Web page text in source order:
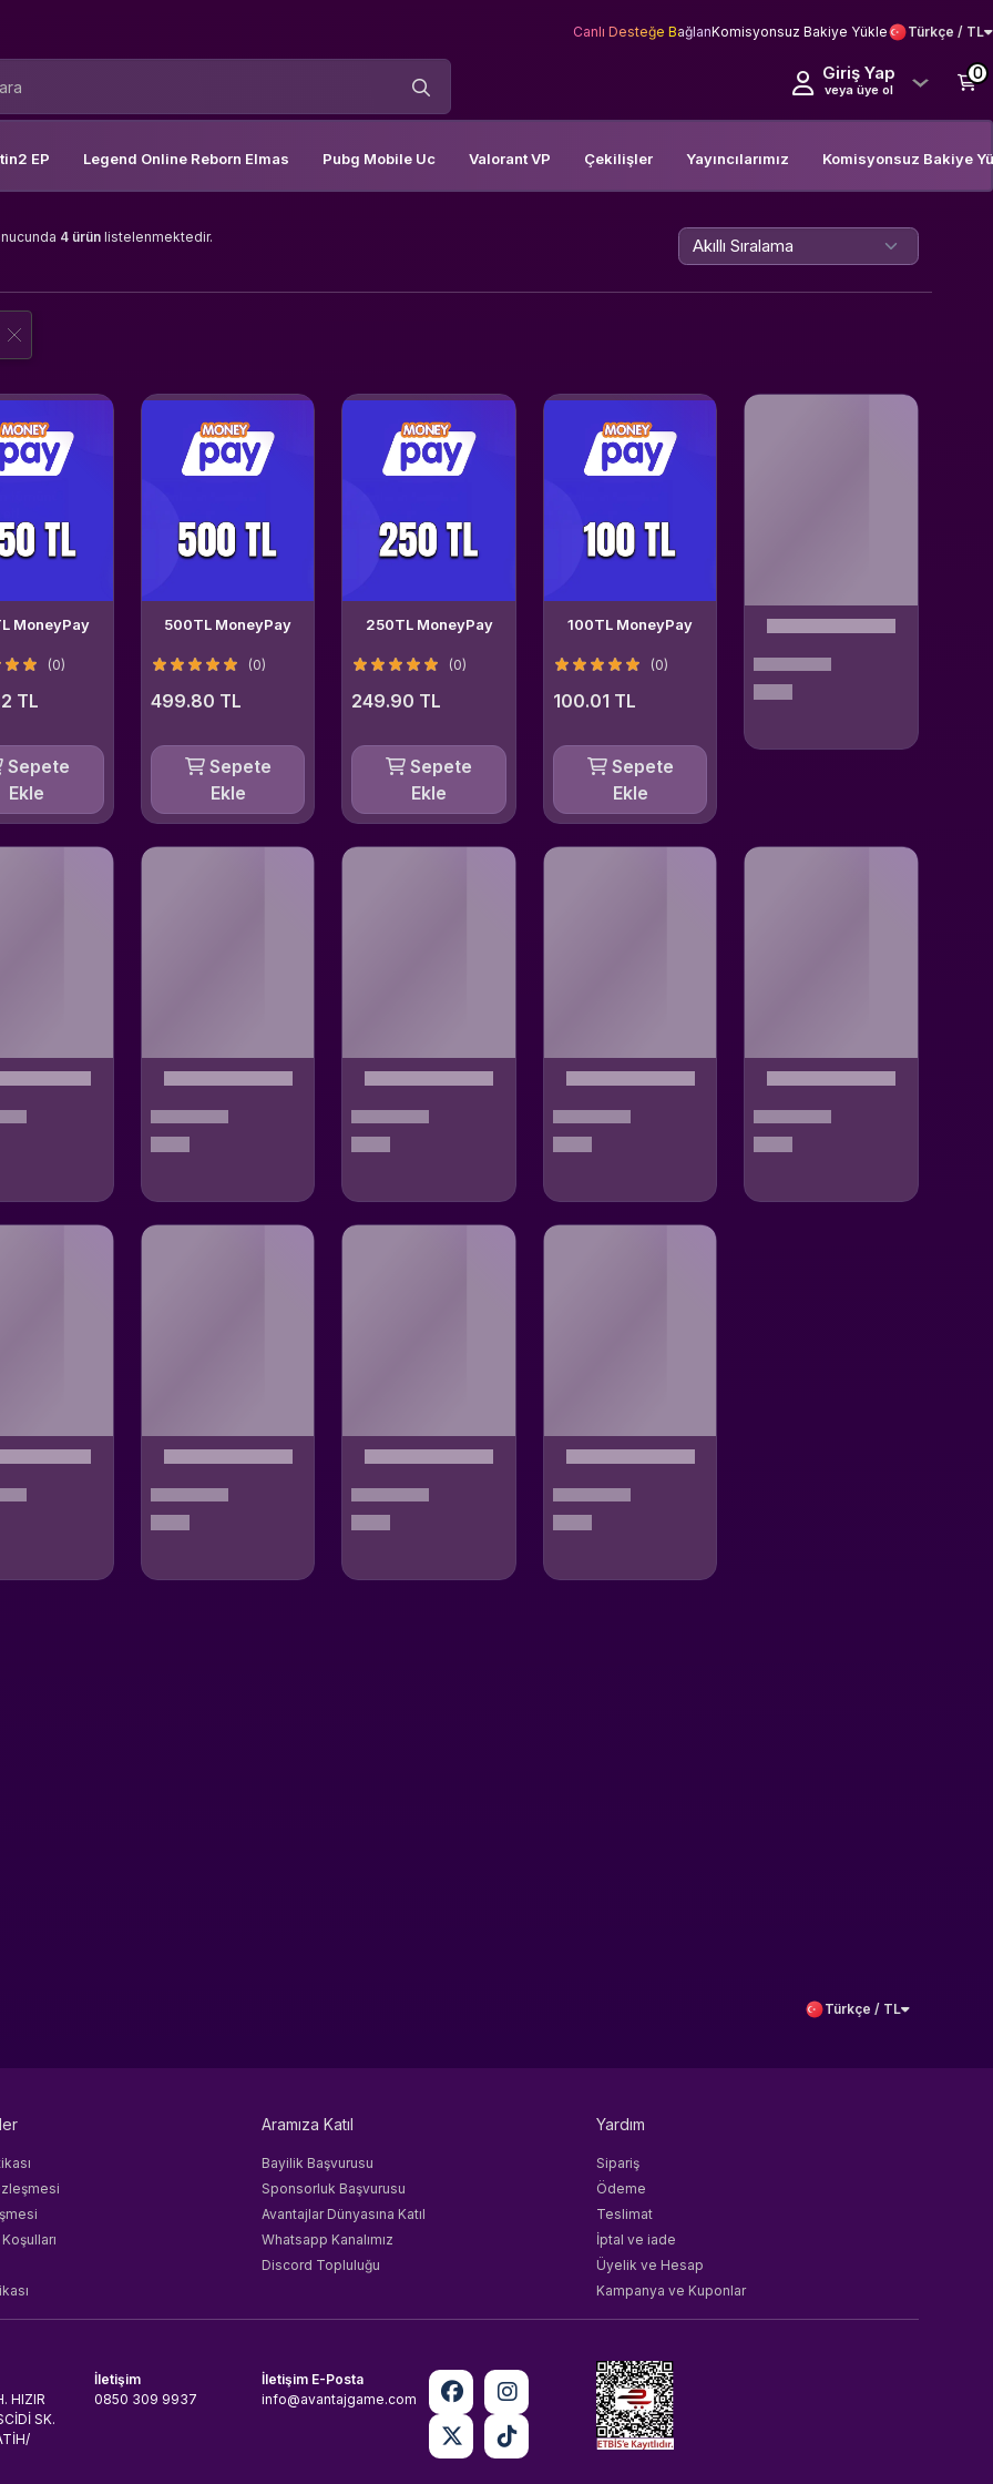
Canlı Desteğe BağlanKomisyonsuz Bakiye Yükle Türkçe / TL
Giriş Yap
veya üye ol
0
EP Legend Online Reborn Elmas Pubg Mobile Uc Valorant VP Çekilişler Yayıncılarımız Komisyonsuz Bakiye
4 ürünlistelenmektedir.
MoneyPay
(0)
TL
Sepete
Ekle
500TL MoneyPay
(0)
499.80 TL
Sepete
Ekle
250TL MoneyPay
(0)
249.90 TL
Sepete
Ekle
100TL MoneyPay
(0)
100.01 TL
Sepete
Ekle
Türkçe / TL
Aramıza Katıl
Bayilik Başvurusu
Sponsorluk Başvurusu
Avantajlar Dünyasına Katıl
Whatsapp Kanalımız
Discord Topluluğu
Yardım
Sipariş
Ödeme
Teslimat
İptal ve iade
Üyelik ve Hesap
Kampanya ve Kuponlar
HIZIR
SK.
İletişim
0850 309 9937
İletişim E-Posta
info@avantajgame.com